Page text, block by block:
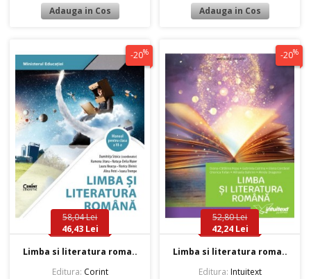
-20%
58,04 Lei
46,43 Lei
Limba si literatura roma..
Editura: Corint
-20%
52,80 Lei
42,24 Lei
Limba si literatura roma..
Editura: Intuitext